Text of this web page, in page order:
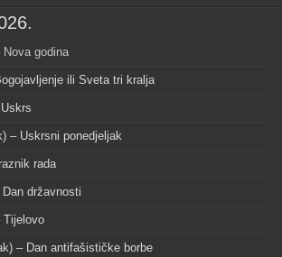
Nova godina
ili Sveta tri kralja
– Uskrsni ponedjeljak
rada
državnosti
Tijelovo
– Dan antifašističke borbe